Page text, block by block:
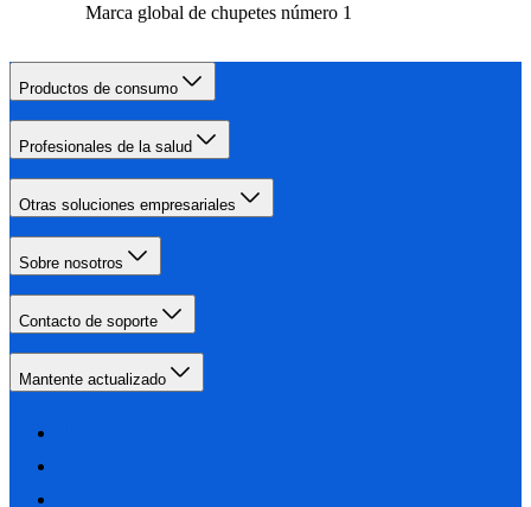
Marca global de chupetes número 1
Productos de consumo
Profesionales de la salud
Otras soluciones empresariales
Sobre nosotros
Contacto de soporte
Mantente actualizado